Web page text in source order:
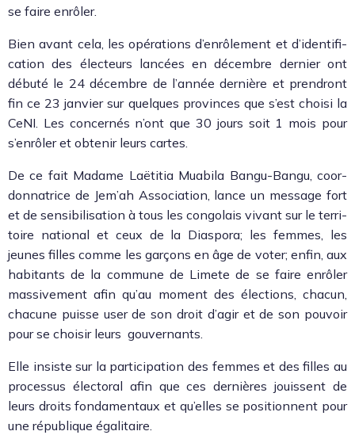
se faire enrôler.
Bien avant cela, les opéra­tions d’enrôlement et d’i­den­ti­fi­
ca­tion des électeurs lancées en décem­bre dernier ont
débuté le 24 décem­bre de l’an­née dernière et pren­dront
fin ce 23 jan­vi­er sur quelques provinces que s’est choisi la
CeNI. Les con­cernés n’ont que 30 jours soit 1 mois pour
s’en­rôler et obtenir leurs cartes.
De ce fait Madame Laëti­tia Mua­bi­la Ban­gu-Ban­gu, coor­
don­na­trice de Jem’ah Asso­ci­a­tion, lance un mes­sage fort
et de sen­si­bil­i­sa­tion à tous les con­go­lais vivant sur le ter­ri­
toire nation­al et ceux de la Dias­po­ra; les femmes, les
jeunes filles comme les garçons en âge de vot­er; enfin, aux
habi­tants de la com­mune de Limete de se faire enrôler
mas­sive­ment afin qu’au moment des élec­tions, cha­cun,
cha­cune puisse user de son droit d’agir et de son pou­voir
pour se choisir leurs gou­ver­nants.
Elle insiste sur la par­tic­i­pa­tion des femmes et des filles au
proces­sus élec­toral afin que ces dernières jouis­sent de
leurs droits fon­da­men­taux et qu’elles se posi­tion­nent pour
une république égal­i­taire.